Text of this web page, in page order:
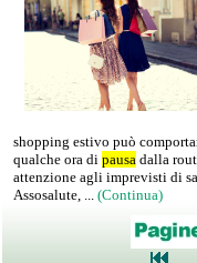
shopping estivo può
qualche ora di pausa dalla
attenzione agli imprevisti di
Assosalute, ... (Continua)